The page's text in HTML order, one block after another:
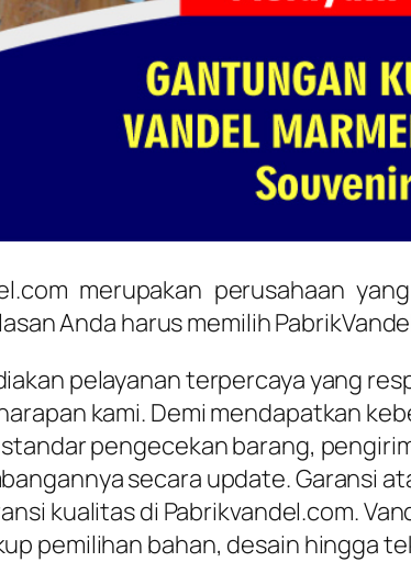
merupakan perusahaan
Anda harus memilih
pelayanan terpercaya yang
kami. Demi mendapatkan
pengecekan barang,
secara update. Garansi
kualitas di Pabrikvandel.com.
pemilihan bahan, desain hingga